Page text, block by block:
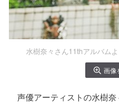
水樹奈々さん11thアルバム
画像
声優アーティストの水樹